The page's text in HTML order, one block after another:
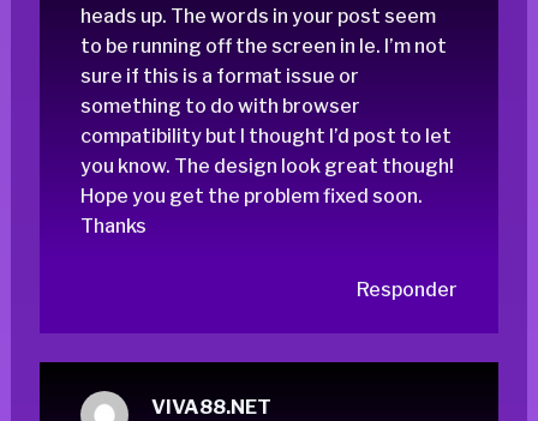
heads up. The words in your post seem
to be running off the screen in Ie. I’m not
sure if this is a format issue or
something to do with browser
compatibility but I thought I’d post to let
you know. The design look great though!
Hope you get the problem fixed soon.
Thanks
Responder
VIVA88.NET